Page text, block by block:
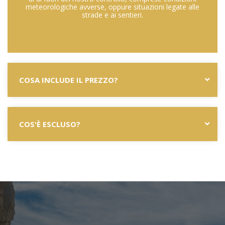
meteorologiche avverse, oppure situazioni legate alle
strade e ai sentieri.
COSA INCLUDE IL PREZZO?
COS'È ESCLUSO?